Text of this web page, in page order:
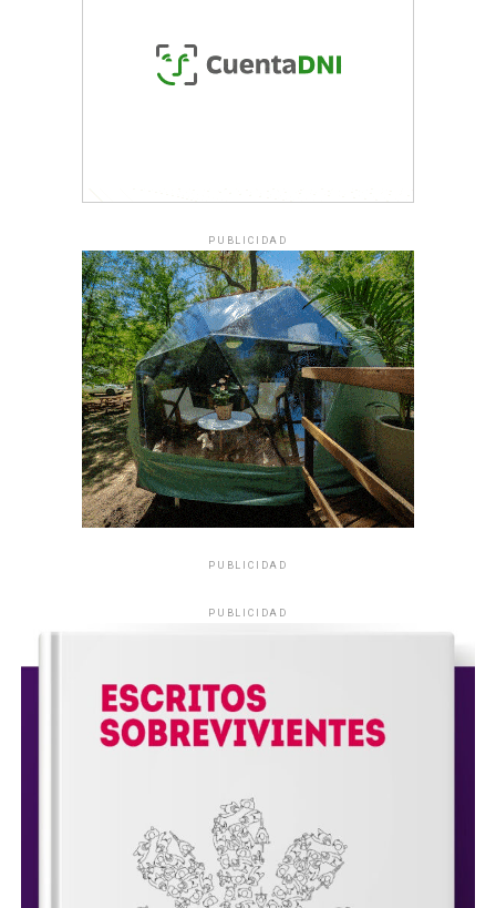
PUBLICIDAD
PUBLICIDAD
PUBLICIDAD